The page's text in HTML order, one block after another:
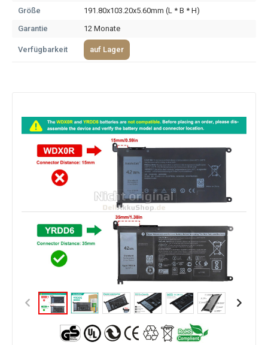
Größe
191.80x103.20x5.60mm (L * B * H)
Garantie
12 Monate
Verfügbarkeit auf Lager